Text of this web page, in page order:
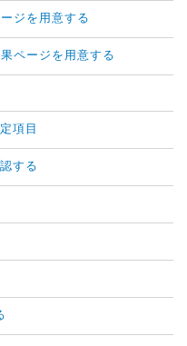
ジを用意する
ページを用意する
項目
する